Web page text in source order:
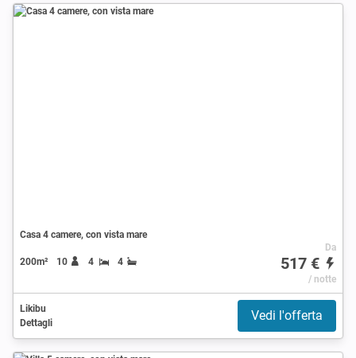
Casa 4 camere, con vista mare
200m² 10 4 4
Da
517 €
/ notte
Likibu
Dettagli
Vedi l'offerta